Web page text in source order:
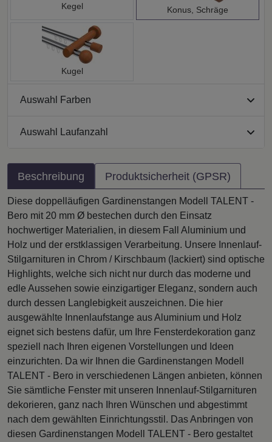
Kegel Konus, Schräge
Kugel
Auswahl Farben
Auswahl Laufanzahl
Beschreibung Produktsicherheit (GPSR)
Diese doppelläufigen Gardinenstangen Modell TALENT -
Bero mit 20 mm Ø bestechen durch den Einsatz
hochwertiger Materialien, in diesem Fall Aluminium und
Holz und der erstklassigen Verarbeitung. Unsere Innenlauf-
Stilgarnituren in Chrom / Kirschbaum (lackiert) sind optische
Highlights, welche sich nicht nur durch das moderne und
edle Aussehen sowie einzigartiger Eleganz, sondern auch
durch dessen Langlebigkeit auszeichnen. Die hier
ausgewählte Innenlaufstange aus Aluminium und Holz
eignet sich bestens dafür, um Ihre Fensterdekoration ganz
speziell nach Ihren eigenen Vorstellungen und Ideen
einzurichten. Da wir Ihnen die Gardinenstangen Modell
TALENT - Bero in verschiedenen Längen anbieten, können
Sie sämtliche Fenster mit unseren Innenlauf-Stilgarnituren
dekorieren, ganz nach Ihren Wünschen und abgestimmt
nach dem gewählten Einrichtungsstil. Das Anbringen von
diesen Gardinenstangen Modell TALENT - Bero gestaltet